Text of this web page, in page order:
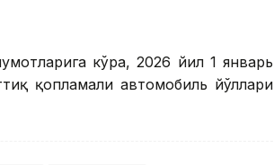
кўра, 2026 йил 1 январь
қопламали автомобиль йўллари